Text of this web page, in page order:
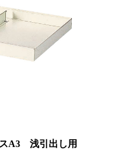
A3 浅引出し用